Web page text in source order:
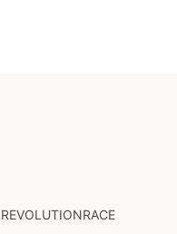
REVOLUTIONRACE